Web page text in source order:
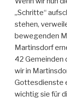
„Schritte“
stehen,
bewegenden
Martinsdorf
42 Gemeinden
wir in
Gottesdienste
wichtig sie für